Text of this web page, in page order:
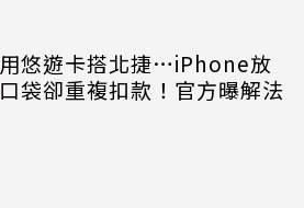
用悠遊卡搭北捷…iPhone放
口袋卻重複扣款！官方曝解法